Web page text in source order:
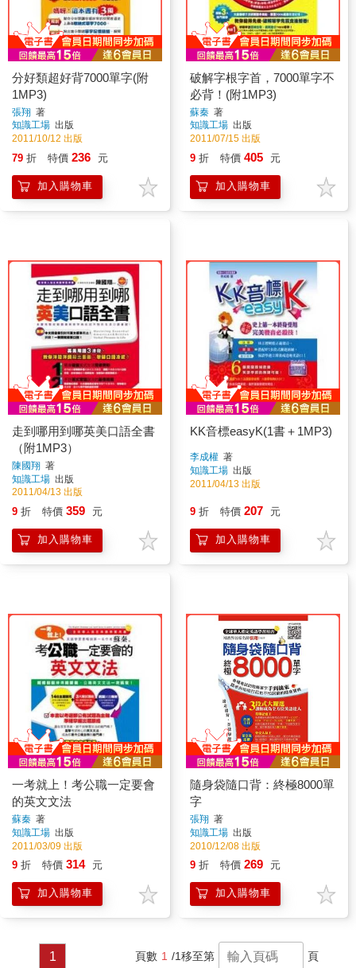
分好類超好背7000單字(附
1MP3)
張翔 著
知識工場 出版
2011/10/12 出版
79 折 特價 236 元
加入購物車
破解字根字首，7000單字不
必背！(附1MP3)
蘇秦 著
知識工場 出版
2011/07/15 出版
9 折 特價 405 元
加入購物車
走到哪用到哪英美口語全書
（附1MP3）
陳國翔 著
知識工場 出版
2011/04/13 出版
9 折 特價 359 元
加入購物車
KK音標easyK(1書＋1MP3)
李成權 著
知識工場 出版
2011/04/13 出版
9 折 特價 207 元
加入購物車
一考就上！考公職一定要會
的英文文法
蘇秦 著
知識工場 出版
2011/03/09 出版
9 折 特價 314 元
加入購物車
隨身袋隨口背：終極8000單
字
張翔 著
知識工場 出版
2010/12/08 出版
9 折 特價 269 元
加入購物車
1 頁數 1 /1移至第 頁